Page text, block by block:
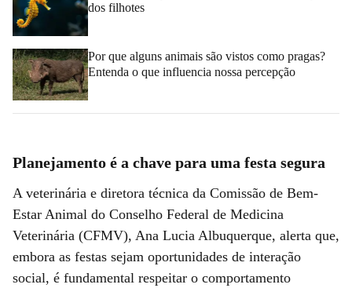
dos filhotes
Por que alguns animais são vistos como pragas?
Entenda o que influencia nossa percepção
Planejamento é a chave para uma festa segura
A veterinária e diretora técnica da Comissão de Bem-
Estar Animal do Conselho Federal de Medicina
Veterinária (CFMV), Ana Lucia Albuquerque, alerta que,
embora as festas sejam oportunidades de interação
social, é fundamental respeitar o comportamento